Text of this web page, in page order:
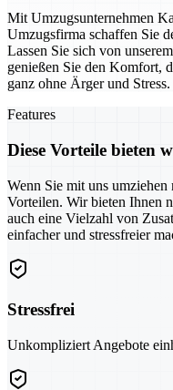
Mit Umzugsunternehmen
Umzugsfirma schaffen Sie
Lassen Sie sich von
genießen Sie den Komfort,
ganz ohne Ärger und Stress.
Features
Diese Vorteile bieten
Wenn Sie mit uns
Vorteilen. Wir bieten Ihnen
auch eine Vielzahl von
einfacher und stressfreier
Stressfrei
Unkompliziert Angebote